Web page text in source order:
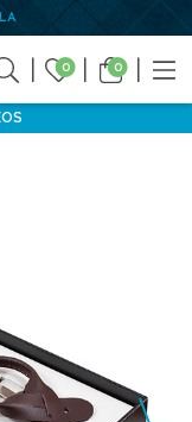
0 0